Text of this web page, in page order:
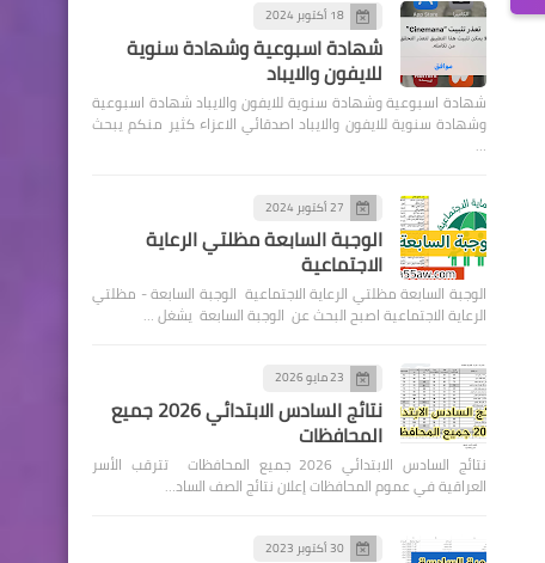
18 أكتوبر 2024
شهادة اسبوعية وشهادة سنوية
للايفون والايباد
شهادة اسبوعية وشهادة سنوية للايفون والايباد شهادة اسبوعية
وشهادة سنوية للايفون والايباد اصدقائي الاعزاء كثير منكم يبحث
…
27 أكتوبر 2024
الوجبة السابعة مظلتي الرعاية
الاجتماعية
الوجبة السابعة مظلتي الرعاية الاجتماعية الوجبة السابعة - مظلتي
الرعاية الاجتماعية اصبح البحث عن الوجبة السابعة يشغل …
23 مايو 2026
نتائج السادس الابتدائي 2026 جميع
المحافظات
نتائج السادس الابتدائي 2026 جميع المحافظات تترقب الأسر
العراقية في عموم المحافظات إعلان نتائج الصف الساد…
30 أكتوبر 2023